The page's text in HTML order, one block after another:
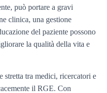
può portare a gravi
clinica, una gestione
del paziente possono
la qualità della vita e
stretta tra medici, ricercatori e
il RGE. Con